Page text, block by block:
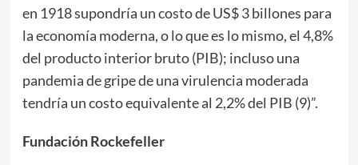
en 1918 supondría un costo de US$ 3 billones para
la economía moderna, o lo que es lo mismo, el 4,8%
del producto interior bruto (PIB); incluso una
pandemia de gripe de una virulencia moderada
tendría un costo equivalente al 2,2% del PIB (9)”.
Fundación Rockefeller